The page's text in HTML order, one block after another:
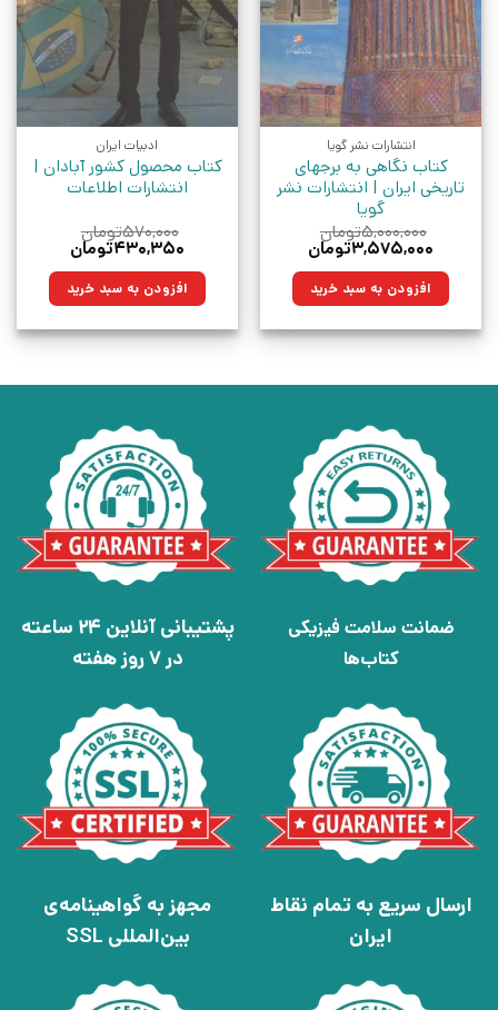
انتشارات نشر گویا
کتاب نگاهی به برجهای
تاریخی ایران | انتشارات نشر
گویا
۵,۰۰۰,۰۰۰تومان
قیمت
۵,۰۰۰,۰۰۰تومان
بود.
۳,۵۷۵,۰۰۰تومان
۳,۵۷۵,۰۰۰تومان. افزودن به سبد خرید
ادبیات ایران
کتاب محصول کشور آبادان |
انتشارات اطلاعات
۵۷۰,۰۰۰تومان
قیمت
۵۷۰,۰۰۰تومان
بود.
۴۳۰,۳۵۰تومان
۴۳۰,۳۵۰تومان. افزودن به سبد خرید
ضمانت سلامت فیزیکی
کتاب‌ها
پشتیبانی آنلاین 24 ساعته
در 7 روز هفته
ارسال سریع به تمام نقاط
ایران
مجهز به گواهینامه‌ی
بین‌المللی SSL